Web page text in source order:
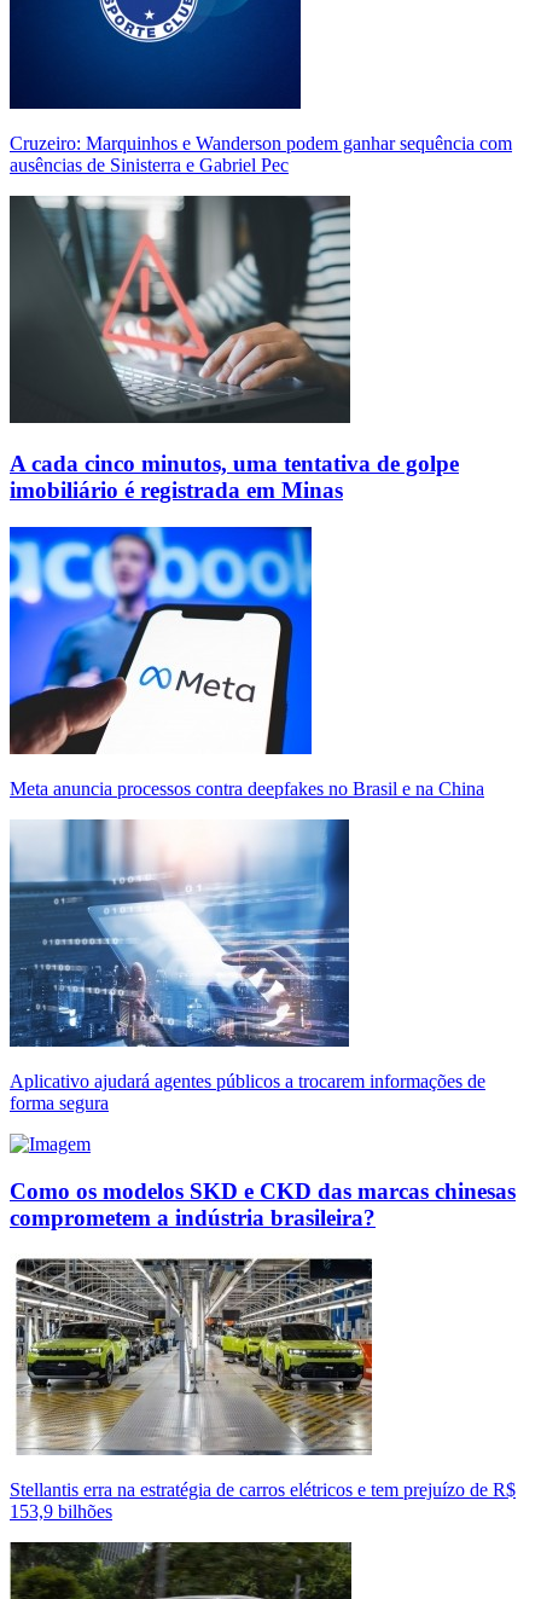
Cruzeiro: Marquinhos e Wanderson podem ganhar sequência com
ausências de Sinisterra e Gabriel Pec
A cada cinco minutos, uma tentativa de golpe
imobiliário é registrada em Minas
Meta anuncia processos contra deepfakes no Brasil e na China
Aplicativo ajudará agentes públicos a trocarem informações de
forma segura
Como os modelos SKD e CKD das marcas chinesas
comprometem a indústria brasileira?
Stellantis erra na estratégia de carros elétricos e tem prejuízo de R$
153,9 bilhões